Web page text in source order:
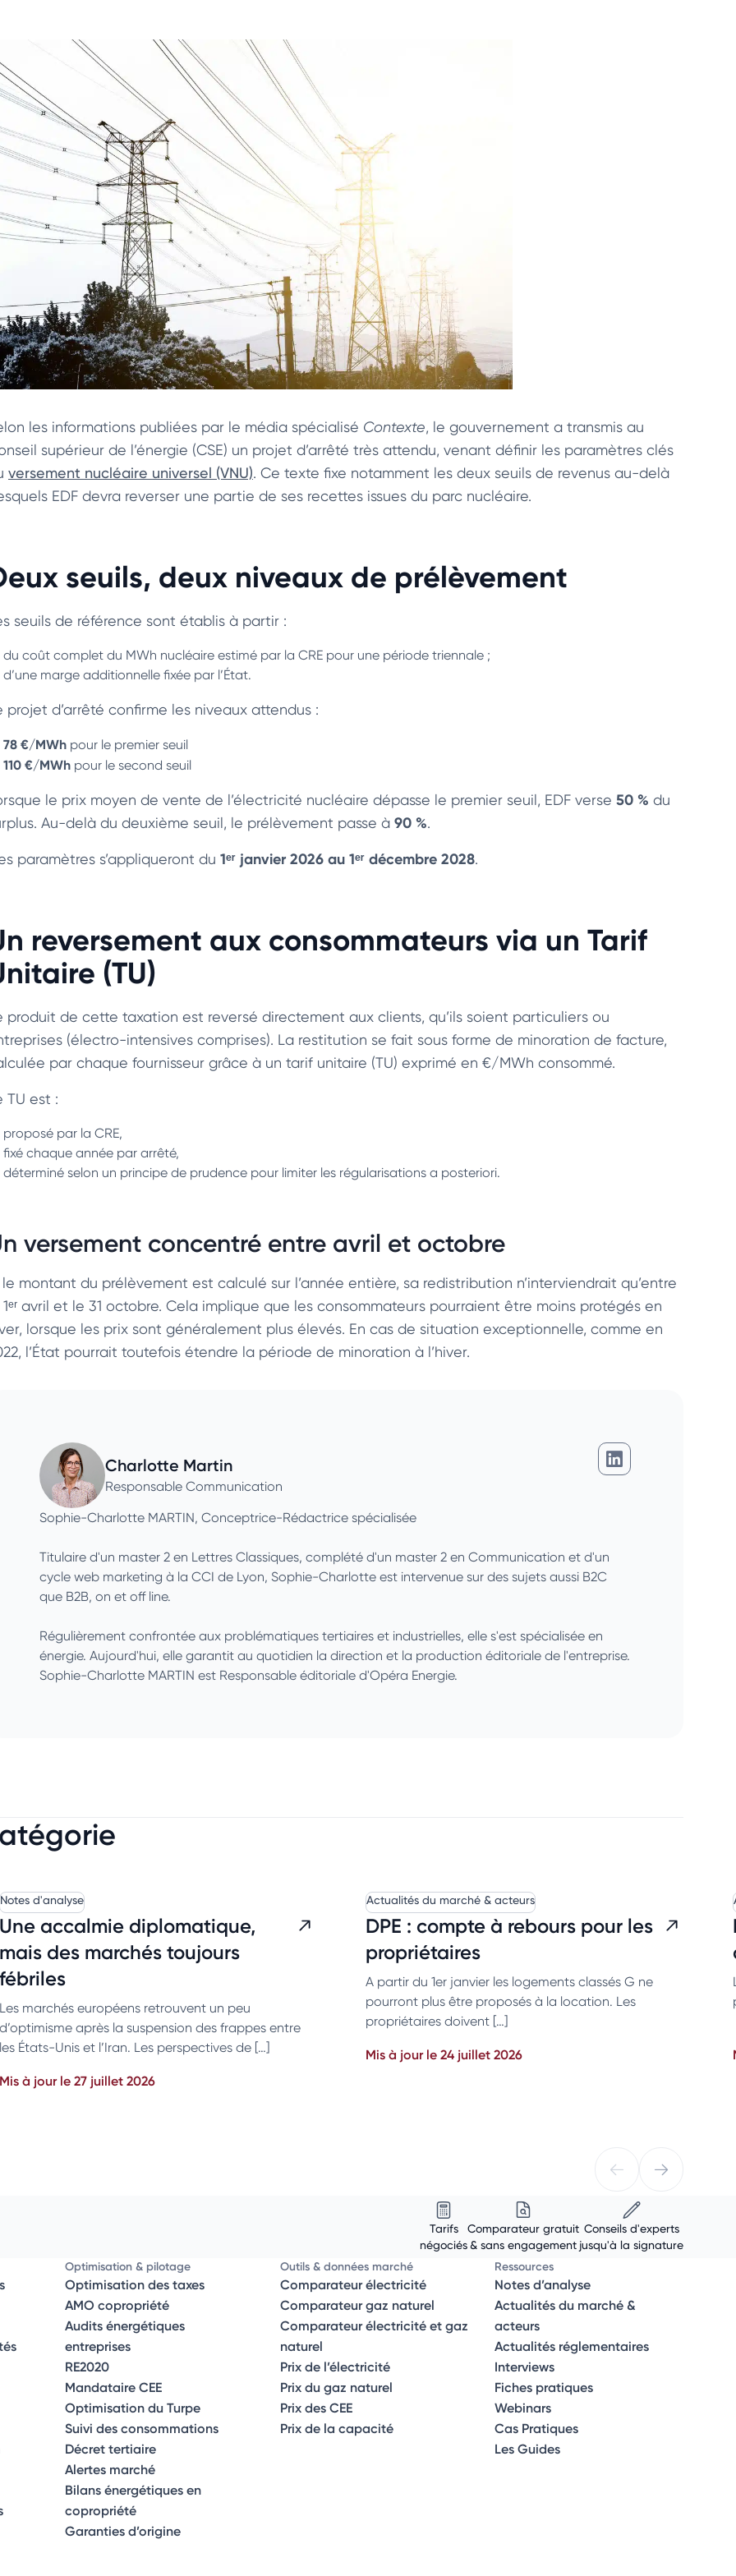
les informations publiées par le média spécialisé Contexte, le gouvernement a transmis au
supérieur de l’énergie (CSE) un projet d’arrêté très attendu, venant définir les paramètres clés
versement nucléaire universel (VNU). Ce texte fixe notamment les deux seuils de revenus au-delà
EDF devra reverser une partie de ses recettes issues du parc nucléaire.
seuils, deux niveaux de prélèvement
seuils de référence sont établis à partir :
du coût complet du MWh nucléaire estimé par la CRE pour une période triennale ;
d’une marge additionnelle fixée par l’État.
projet d’arrêté confirme les niveaux attendus :
78 €/MWh pour le premier seuil
110 €/MWh pour le second seuil
le prix moyen de vente de l’électricité nucléaire dépasse le premier seuil, EDF verse 50 % du
Au-delà du deuxième seuil, le prélèvement passe à 90 %.
paramètres s’appliqueront du 1ᵉʳ janvier 2026 au 1ᵉʳ décembre 2028.
reversement aux consommateurs via un Tarif
(TU)
produit de cette taxation est reversé directement aux clients, qu’ils soient particuliers ou
(électro-intensives comprises). La restitution se fait sous forme de minoration de facture,
par chaque fournisseur grâce à un tarif unitaire (TU) exprimé en €/MWh consommé.
TU est :
proposé par la CRE,
fixé chaque année par arrêté,
déterminé selon un principe de prudence pour limiter les régularisations a posteriori.
versement concentré entre avril et octobre
le montant du prélèvement est calculé sur l’année entière, sa redistribution n’interviendrait qu’entre
1ᵉʳ avril et le 31 octobre. Cela implique que les consommateurs pourraient être moins protégés en
lorsque les prix sont généralement plus élevés. En cas de situation exceptionnelle, comme en
l’État pourrait toutefois étendre la période de minoration à l’hiver.
Charlotte Martin
Responsable Communication
Charlotte
Sophie-Charlotte MARTIN, Conceptrice-Rédactrice spécialisée
Titulaire d'un master 2 en Lettres Classiques, complété d'un master 2 en Communication et d'un
cycle web marketing à la CCI de Lyon, Sophie-Charlotte est intervenue sur des sujets aussi B2C
que B2B, on et off line.
Régulièrement confrontée aux problématiques tertiaires et industrielles, elle s'est spécialisée en
énergie. Aujourd'hui, elle garantit au quotidien la direction et la production éditoriale de l'entreprise.
Sophie-Charlotte MARTIN est Responsable éditoriale d'Opéra Energie.
Notes d'analyse
Une accalmie diplomatique,
mais des marchés toujours
fébriles
Les marchés européens retrouvent un peu
d’optimisme après la suspension des frappes entre
les États-Unis et l’Iran. Les perspectives de […]
Mis à jour le 27 juillet 2026
Actualités du marché & acteurs
DPE : compte à rebours pour les
propriétaires
A partir du 1er janvier les logements classés G ne
pourront plus être proposés à la location. Les
propriétaires doivent […]
Mis à jour le 24 juillet 2026
Tarifs
négociés
Comparateur gratuit
& sans engagement
Conseils d'experts
jusqu'à la signature
Optimisation & pilotage
Optimisation des taxes
AMO copropriété
Audits énergétiques
entreprises
RE2020
Mandataire CEE
Optimisation du Turpe
Suivi des consommations
Décret tertiaire
Alertes marché
Bilans énergétiques en
copropriété
Garanties d’origine
Outils & données marché
Comparateur électricité
Comparateur gaz naturel
Comparateur électricité et gaz
naturel
Prix de l’électricité
Prix du gaz naturel
Prix des CEE
Prix de la capacité
Ressources
Notes d’analyse
Actualités du marché &
acteurs
Actualités réglementaires
Interviews
Fiches pratiques
Webinars
Cas Pratiques
Les Guides